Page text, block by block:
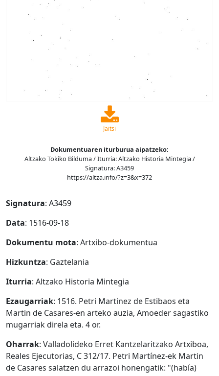
Jaitsi
Dokumentuaren iturburua aipatzeko:
Altzako Tokiko Bilduma / Iturria: Altzako Historia Mintegia /
Signatura: A3459
https://altza.info/?z=3&x=372
Signatura: A3459
Data: 1516-09-18
Dokumentu mota: Artxibo-dokumentua
Hizkuntza: Gaztelania
Iturria: Altzako Historia Mintegia
Ezaugarriak: 1516. Petri Martinez de Estibaos eta
Martin de Casares-en arteko auzia, Amoeder sagastiko
mugarriak direla eta. 4 or.
Oharrak: Valladolideko Erret Kantzelaritzako Artxiboa,
Reales Ejecutorias, C 312/17. Petri Martínez-ek Martin
de Casares salatzen du arrazoi honengatik: "(había)